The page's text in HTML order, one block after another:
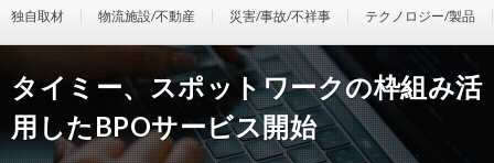
独自取材 物流施設/不動産 災害/事故/不祥事 テクノロジー/製品
タイミー、スポットワークの枠組み活
用したBPOサービス開始